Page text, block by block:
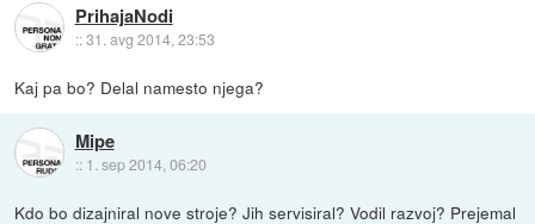
PrihajaNodi
::31. avg 2014, 23:53
Kaj pa bo? Delal namesto njega?
Mipe
:: 1. sep 2014, 06:20
Kdo bo dizajniral nove stroje? Jih servisiral? Vodil razvoj? Prejemal